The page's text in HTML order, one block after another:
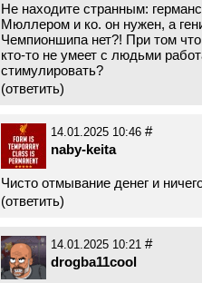
Не находите странным:
Мюллером и ко. он нужен, а
Чемпионшипа нет?! При том
кто-то не умеет с людьми
стимулировать?
(ответить)
14.01.2025 10:46 #
naby-keita
Чисто отмывание денег и
(ответить)
14.01.2025 10:21 #
drogba11cool